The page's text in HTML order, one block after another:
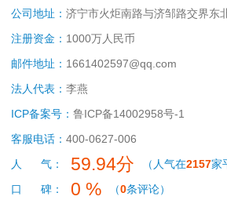
公司地址： 济宁市火炬南路与济邹路交界东
注册资金： 1000万人民币
邮件地址： 1661402597@qq.com
法人代表： 李燕
ICP备案号： 鲁ICP备14002958号-1
客服电话： 400-0627-006
人 气：
59.94分 （人气在2157家
口 碑：
0 % （0条评论）